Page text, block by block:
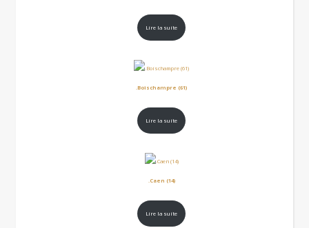
Lire la suite
.Boischampre (61)
Lire la suite
.Caen (14)
Lire la suite